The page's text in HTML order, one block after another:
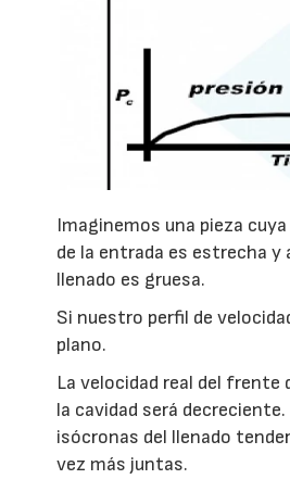
Imaginemos una pieza
de la entrada es estrecha y
llenado es gruesa.
Si nuestro perfil de
plano.
La velocidad real del frente
la cavidad será
isócronas del llenado
vez más juntas.